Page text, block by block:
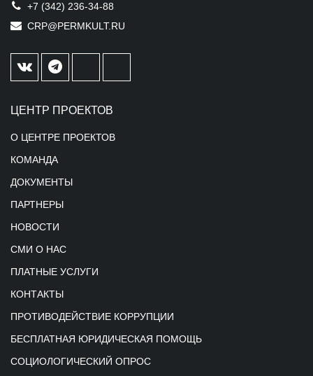
+7 (342) 236-34-88
CRP@PERMKULT.RU
ЦЕНТР ПРОЕКТОВ
О ЦЕНТРЕ ПРОЕКТОВ
КОМАНДА
ДОКУМЕНТЫ
ПАРТНЕРЫ
НОВОСТИ
СМИ О НАС
ПЛАТНЫЕ УСЛУГИ
КОНТАКТЫ
ПРОТИВОДЕЙСТВИЕ КОРРУПЦИИ
БЕСПЛАТНАЯ ЮРИДИЧЕСКАЯ ПОМОЩЬ
СОЦИОЛОГИЧЕСКИЙ ОПРОС